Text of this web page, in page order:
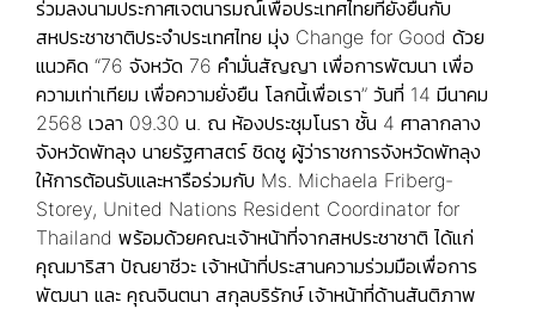
ร่วมลงนามประกาศเจตนารมณ์เพื่อประเทศไทยที่ยั่งยืนกับ
สหประชาชาติประจำประเทศไทย มุ่ง Change for Good ด้วย
แนวคิด “76 จังหวัด 76 คำมั่นสัญญา เพื่อการพัฒนา เพื่อ
ความเท่าเทียม เพื่อความยั่งยืน โลกนี้เพื่อเรา” วันที่ 14 มีนาคม
2568 เวลา 09.30 น. ณ ห้องประชุมโนรา ชั้น 4 ศาลากลาง
จังหวัดพัทลุง นายรัฐศาสตร์ ชิดชู ผู้ว่าราชการจังหวัดพัทลุง
ให้การต้อนรับและหารือร่วมกับ Ms. Michaela Friberg-
Storey, United Nations Resident Coordinator for
Thailand พร้อมด้วยคณะเจ้าหน้าที่จากสหประชาชาติ ได้แก่
คุณมาริสา ปัณยาชีวะ เจ้าหน้าที่ประสานความร่วมมือเพื่อการ
พัฒนา และ คุณจินตนา สกุลบริรักษ์ เจ้าหน้าที่ด้านสันติภาพ